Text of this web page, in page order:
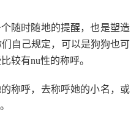
随时随地的提醒，也是塑造
自己规定，可以是狗狗也可
较有nu性的称呼。
称呼，去称呼她的小名，或